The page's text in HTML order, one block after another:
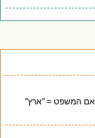
המשפט = "ארץ"